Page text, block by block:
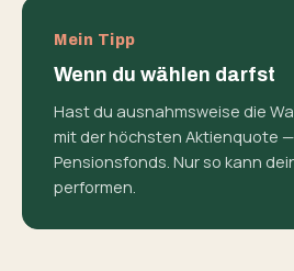
Mein Tipp
Wenn du wählen darfst
Hast du ausnahmsweise die
mit der höchsten Aktienquote
Pensionsfonds. Nur so kann
performen.